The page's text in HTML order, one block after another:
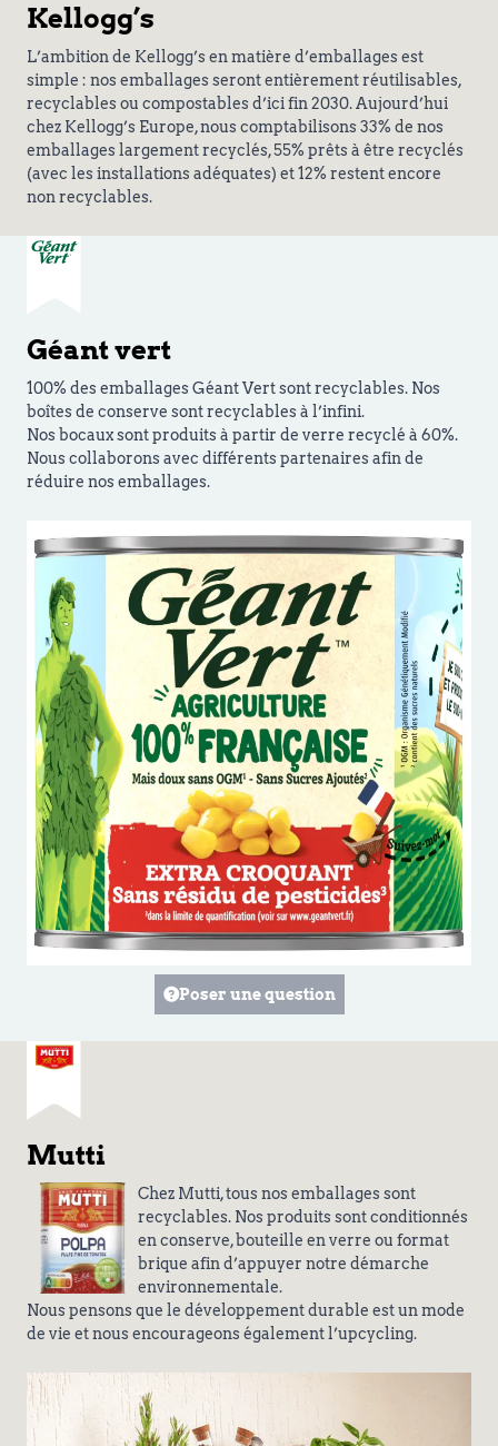
Kellogg’s
L’ambition de Kellogg’s en matière d’emballages est
simple : nos emballages seront entièrement réutilisables,
recyclables ou compostables d’ici fin 2030. Aujourd’hui
chez Kellogg’s Europe, nous comptabilisons 33% de nos
emballages largement recyclés, 55% prêts à être recyclés
(avec les installations adéquates) et 12% restent encore
non recyclables.
Géant vert
100% des emballages Géant Vert sont recyclables. Nos
boîtes de conserve sont recyclables à l’infini.
Nos bocaux sont produits à partir de verre recyclé à 60%.
Nous collaborons avec différents partenaires afin de
réduire nos emballages.
Poser une question
Mutti
Chez Mutti, tous nos emballages sont
recyclables. Nos produits sont conditionnés
en conserve, bouteille en verre ou format
brique afin d’appuyer notre démarche
environnementale.
Nous pensons que le développement durable est un mode
de vie et nous encourageons également l’upcycling.